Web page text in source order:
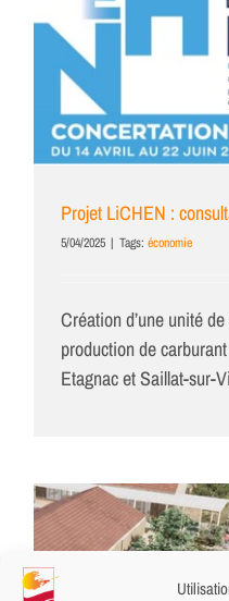
Projet LiCHEN :
5/04/2025 | Tags: économie
Création d’une unité
production de
Etagnac et Saillat-sur-